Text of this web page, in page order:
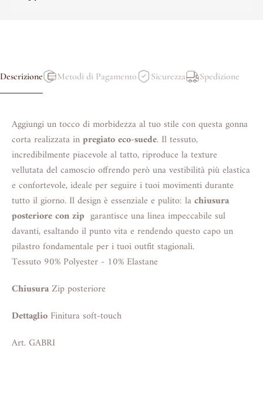
Descrizione Metodi di Pagamento Sicurezza Spedizione
Aggiungi un tocco di morbidezza al tuo stile con questa gonna
corta realizzata inpregiato eco-suede. Il tessuto,
incredibilmente piacevole al tatto, riproduce la texture
vellutata del camoscio offrendo però una vestibilità più elastica
e confortevole, ideale per seguire i tuoi movimenti durante
tutto il giorno. Il design è essenziale e pulito: lachiusura
posteriore con zip garantisce una linea impeccabile sul
davanti, esaltando il punto vita e rendendo questo capo un
pilastro fondamentale per i tuoi outfit stagionali.
Tessuto 90% Polyester - 10% Elastane
ChiusuraZip posteriore
Dettaglio Finitura soft-touch
Art. GABRI